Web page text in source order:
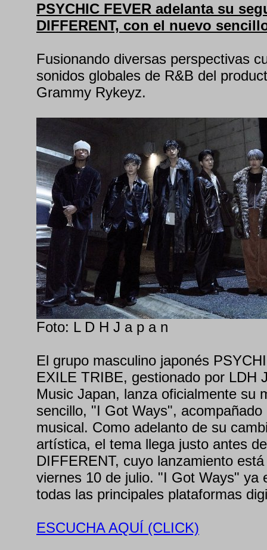
PSYCHIC FEVER adelanta su
DIFFERENT, con el nuevo
Fusionando diversas perspectivas
sonidos globales de R&B del
Grammy Rykeyz.
Foto: L D H J a p a n
El grupo masculino japonés
EXILE TRIBE, gestionado por LDH
Music Japan, lanza oficialmente su
sencillo, "I Got Ways",
musical. Como adelanto de su
artística, el tema llega justo antes
DIFFERENT, cuyo lanzamiento
viernes 10 de julio. "I Got Ways" ya
todas las principales plataformas
ESCUCHA AQUÍ (CLICK)